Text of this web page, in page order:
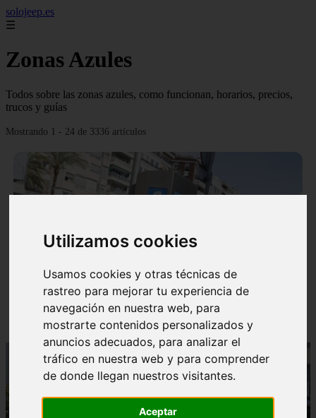
Utilizamos cookies
Usamos cookies y otras técnicas de
rastreo para mejorar tu experiencia de
navegación en nuestra web, para
mostrarte contenidos personalizados y
anuncios adecuados, para analizar el
tráfico en nuestra web y para comprender
de donde llegan nuestros visitantes.
Aceptar
solojeep.es
☰
Zonas Azules
Todos sobre las zonas azules, como funcionan, horarios, precios,
trucos y guías
Mostrando 1 - 24 de 3336 artículos
▷ Zona Azul Córdoba 《 Horarios y Tarifas 2024 》